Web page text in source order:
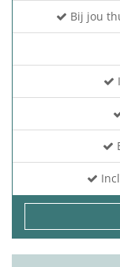
Bij jou